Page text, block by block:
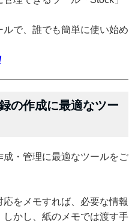
で、誰でも簡単に使い始め
の作成に最適なツー
・管理に最適なツールをご
をメモすれば、必要な情報
かし、紙のメモでは渡す手